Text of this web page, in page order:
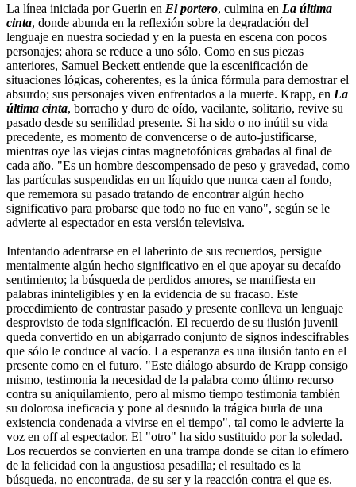
La línea iniciada por Guerin en El portero, culmina en La última
cinta, donde abunda en la reflexión sobre la degradación del
lenguaje en nuestra sociedad y en la puesta en escena con pocos
personajes; ahora se reduce a uno sólo. Como en sus piezas
anteriores, Samuel Beckett entiende que la escenificación de
situaciones lógicas, coherentes, es la única fórmula para demostrar el
absurdo; sus personajes viven enfrentados a la muerte. Krapp, en La
última cinta, borracho y duro de oído, vacilante, solitario, revive su
pasado desde su senilidad presente. Si ha sido o no inútil su vida
precedente, es momento de convencerse o de auto-justificarse,
mientras oye las viejas cintas magnetofónicas grabadas al final de
cada año. "Es un hombre descompensado de peso y gravedad, como
las partículas suspendidas en un líquido que nunca caen al fondo,
que rememora su pasado tratando de encontrar algún hecho
significativo para probarse que todo no fue en vano", según se le
advierte al espectador en esta versión televisiva.
Intentando adentrarse en el laberinto de sus recuerdos, persigue
mentalmente algún hecho significativo en el que apoyar su decaído
sentimiento; la búsqueda de perdidos amores, se manifiesta en
palabras ininteligibles y en la evidencia de su fracaso. Este
procedimiento de contrastar pasado y presente conlleva un lenguaje
desprovisto de toda significación. El recuerdo de su ilusión juvenil
queda convertido en un abigarrado conjunto de signos indescifrables
que sólo le conduce al vacío. La esperanza es una ilusión tanto en el
presente como en el futuro. "Este diálogo absurdo de Krapp consigo
mismo, testimonia la necesidad de la palabra como último recurso
contra su aniquilamiento, pero al mismo tiempo testimonia también
su dolorosa ineficacia y pone al desnudo la trágica burla de una
existencia condenada a vivirse en el tiempo", tal como le advierte la
voz en off al espectador. El "otro" ha sido sustituido por la soledad.
Los recuerdos se convierten en una trampa donde se citan lo efímero
de la felicidad con la angustiosa pesadilla; el resultado es la
búsqueda, no encontrada, de su ser y la reacción contra el que es.